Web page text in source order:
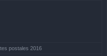
postales 2016